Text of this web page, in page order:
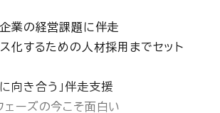
業の経営課題に伴走
化するための人材採用までセット
向き合う」伴走支援
ェーズの今こそ面白い